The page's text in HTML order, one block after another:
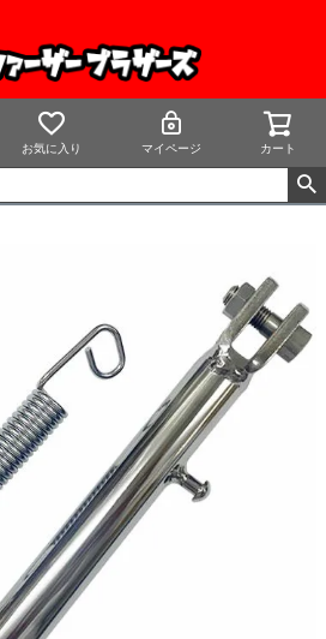
お気に入り マイページ カート